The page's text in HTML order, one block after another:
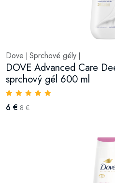
Dove | Sprchové gély |
DOVE Advanced Care
sprchový gél 600 ml
6 € 8 €